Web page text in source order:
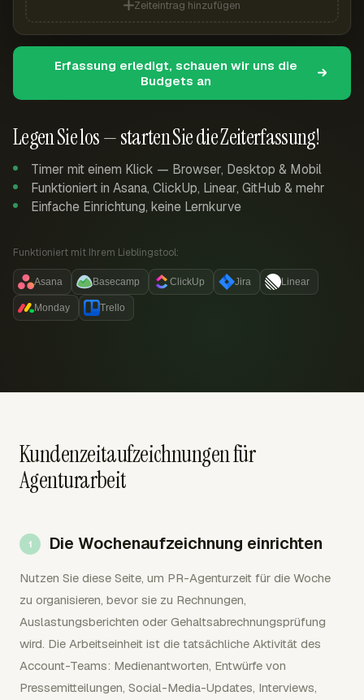
Legen Sie los — starten Sie die Zeiterfassung!
Timer mit einem Klick — Browser, Desktop & Mobil
Funktioniert in Asana, ClickUp, Linear, GitHub & mehr
Einfache Einrichtung, keine Lernkurve
Funktioniert mit Ihrem Lieblingstool:
Asana Basecamp ClickUp Jira Linear
Monday Trello
Zeiteintrag hinzufügen
Erfassung erledigt, schauen wir uns die
Budgets an
Kundenzeitaufzeichnungen für
Agenturarbeit
Die Wochenaufzeichnung einrichten
Nutzen Sie diese Seite, um PR-Agenturzeit für die Woche
zu organisieren, bevor sie zu Rechnungen,
Auslastungsberichten oder Gehaltsabrechnungsprüfung
wird. Die Arbeitseinheit ist die tatsächliche Aktivität des
Account-Teams: Medienantworten, Entwürfe von
Pressemitteilungen, Social-Media-Updates, Interviews,